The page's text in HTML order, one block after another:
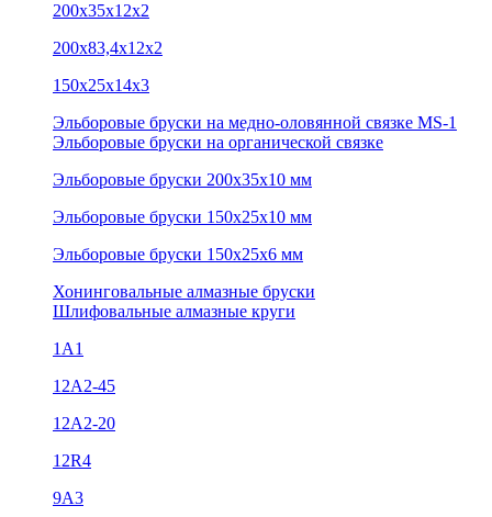
200х35х12х2
200х83,4х12х2
150х25х14х3
Эльборовые бруски на медно-оловянной связке MS-1
Эльборовые бруски на органической связке
Эльборовые бруски 200х35х10 мм
Эльборовые бруски 150х25х10 мм
Эльборовые бруски 150х25х6 мм
Хонинговальные алмазные бруски
Шлифовальные алмазные круги
1А1
12A2-45
12А2-20
12R4
9А3